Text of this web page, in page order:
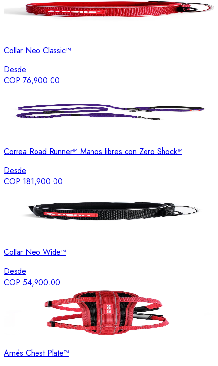
Collar Neo Classic™
Desde
COP 76,900.00
Correa Road Runner™ Manos libres con Zero Shock™
Desde
COP 181,900.00
Collar Neo Wide™
Desde
COP 54,900.00
Arnés Chest Plate™